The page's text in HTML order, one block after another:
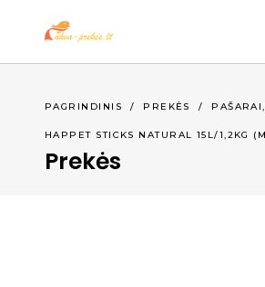
PAGRINDINIS / PREKĖS / PAŠARAI
HAPPET STICKS NATURAL 15L/1,2KG
Prekės